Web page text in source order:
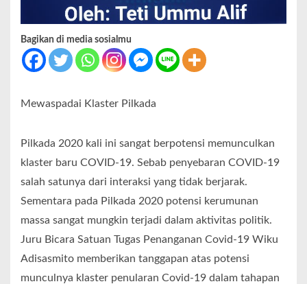
Bagikan di media sosialmu
Mewaspadai Klaster Pilkada
Pilkada 2020 kali ini sangat berpotensi memunculkan
klaster baru COVID-19. Sebab penyebaran COVID-19
salah satunya dari interaksi yang tidak berjarak.
Sementara pada Pilkada 2020 potensi kerumunan
massa sangat mungkin terjadi dalam aktivitas politik.
Juru Bicara Satuan Tugas Penanganan Covid-19 Wiku
Adisasmito memberikan tanggapan atas potensi
munculnya klaster penularan Covid-19 dalam tahapan